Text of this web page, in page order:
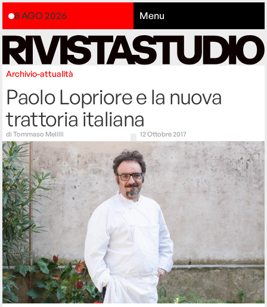
8 AGO 2026 Menu
Archivio-attualità
Paolo Lopriore e la nuova
trattoria italiana
diTommaso Melilli 12 Ottobre 2017